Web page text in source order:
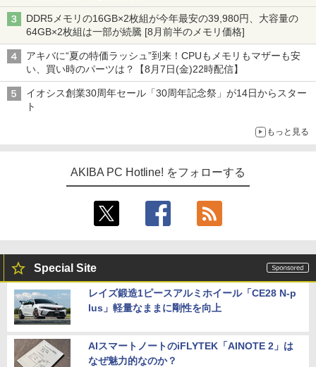
DDR5メモリの16GB×2枚組が今年最安の39,980円、大容量の
64GB×2枚組は一部が続騰 [8月前半のメモリ価格]
アキバに“夏の特価ラッシュ”到来！CPUもメモリもマザーも安
い、買い時のパーツは？【8月7日(金)22時配信】
イオシス創業30周年セール「30周年記念祭」が14日からスター
ト
もっと見る
AKIBA PC Hotline! をフォローする
Special Site
レイズ鍛造1ピースアルミホイール「CE28 N-p
lus」軽量なままに剛性を向上
AIスマートノートのiFLYTEK「AINOTE 2」は
なぜ魅力的なのか？